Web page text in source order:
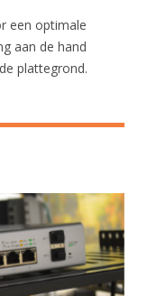
een optimale
aan de hand
plattegrond.